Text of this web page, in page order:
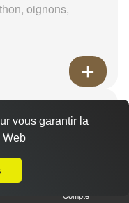
oignons,
câpres,
Compte
vous garantir la
Web